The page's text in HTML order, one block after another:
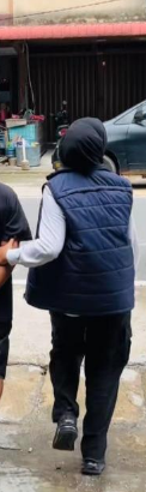
Akselerasi
30: Pendapatan,
EBITDA, dan
Bersih
Telkom
di Paruh
2026